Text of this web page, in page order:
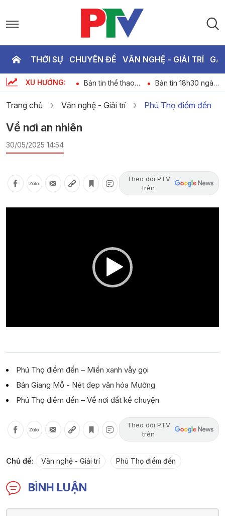
THỜI SỰ CHUYÊN ĐỀ VĂN NGHỆ - GIẢI TRÍ
XU HƯỚNG:
Chương trình thời
sự ngày 08-08-
Bản tin thể thao
ngày 08-08-2026
Bản tin 18h30 ngày
8-8-2026
Trang chủ Văn nghệ - Giải trí Phú Thọ điểm đến
Về nơi an nhiên
30/05/2025 14:54
Theo dõi PTV
trên
Phú Thọ điểm đến – Miền xanh vẫy gọi
Bản Giang Mỗ - Nét đẹp văn hóa Mường
Phú Thọ điểm đến – Về nơi đất kể chuyện
Theo dõi PTV
trên
Chủ đề: Văn nghệ - Giải trí Phú Thọ điểm đến
BÌNH LUẬN